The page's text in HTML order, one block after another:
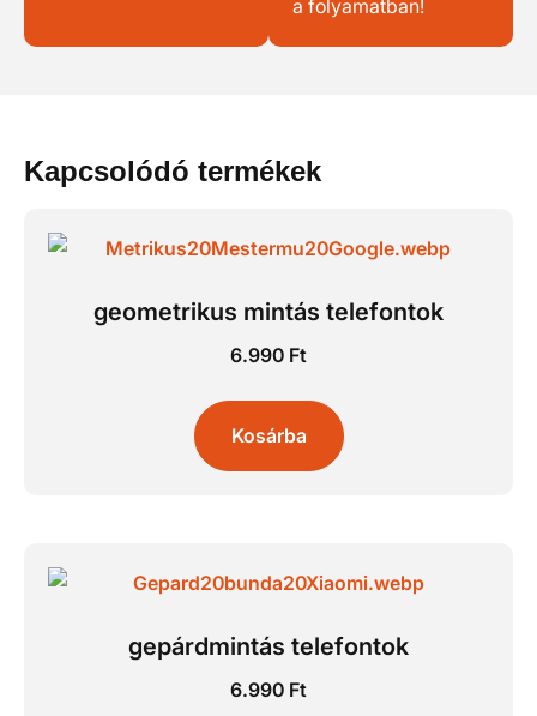
a folyamatban!
Kapcsolódó termékek
geometrikus mintás telefontok
6.990 Ft
Kosárba
gepárdmintás telefontok
6.990 Ft